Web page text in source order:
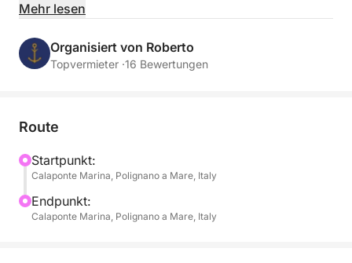
Hochgeschwindigkeitsfahrt mit über 10 Knoten,
segeln, und erleben Sie, wie sich die Küste
verwandelt, wenn die Sonne in einem Feuerwerk aus
Diese 2,5-stündige Sonnenuntergangstour bietet
Nordküste: Erkunden Sie atemberaubende
Meeresgründe und beeindruckende Meereshöhlen.
Südküste: Entdecken Sie abgelegene Buchten,
Mehr lesen
Organisiert von Roberto
Topvermieter ·16 Bewertungen
Route
Startpunkt:
Calaponte Marina, Polignano a Mare, Italy
Endpunkt:
Calaponte Marina, Polignano a Mare, Italy